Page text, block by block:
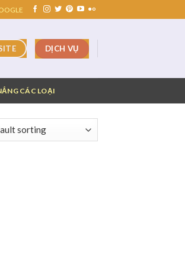
DỊCH VỤ
CÁC LOẠI